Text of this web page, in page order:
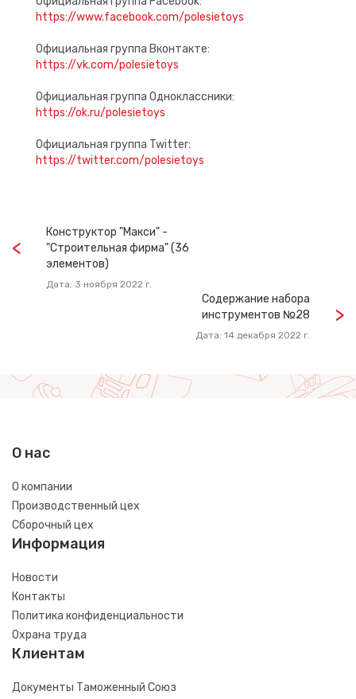
https://www.facebook.com/polesietoys
Официальная группа Вконтакте:
https://vk.com/polesietoys
Официальная группа Одноклассники:
https://ok.ru/polesietoys
Официальная группа Twitter:
https://twitter.com/polesietoys
Конструктор "Макси" -
"Строительная фирма" (36
элементов)
Дата: 3 ноября 2022 г.
Содержание набора
инструментов №28
Дата: 14 декабря 2022 г.
О нас
О компании
Производственный цех
Сборочный цех
Информация
Новости
Контакты
Политика конфиденциальности
Охрана труда
Клиентам
Документы Таможенный Союз